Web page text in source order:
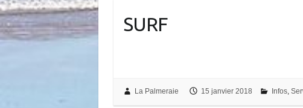
SURF
La Palmeraie 15 janvier 2018 Infos,